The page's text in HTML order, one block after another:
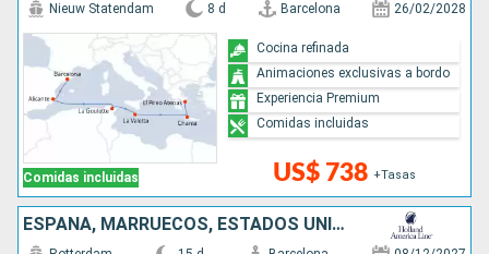
Comidas incluidas
Nieuw Statendam 8 d Barcelona 26/02/2028
US$ 738 +Tasas
Cocina refinada
Animaciones exclusivas a bordo
Experiencia Premium
Comidas incluidas
ESPAÑA, MARRUECOS, ESTADOS UNIDOS